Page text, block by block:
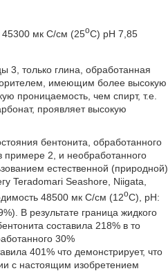
45300 мк С/см (25oC) pH 7,85
3, только глина, обработанная
имеющим более высокую
проницаемость, чем спирт, т.е.
проявляет высокую
бентонита, обработанного
примере 2, и необработанного
естественной (природной)
Teradomari Seashore, Niigata,
48500 мк С/см (12oC), pH:
В результате граница жидкого
составила 218% в то
30%
401% что демонстрирует, что
с настоящим изобретением